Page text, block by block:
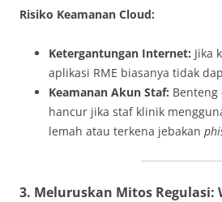
Risiko Keamanan Cloud:
Ketergantungan Internet: Jika
aplikasi RME biasanya tidak
Keamanan Akun Staf: Benteng
hancur jika staf klinik
lemah atau terkena jebakan
3. Meluruskan Mitos Regulasi: